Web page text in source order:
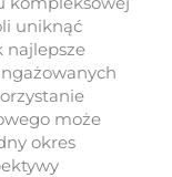
uniknąć
najlepsze
może
okres